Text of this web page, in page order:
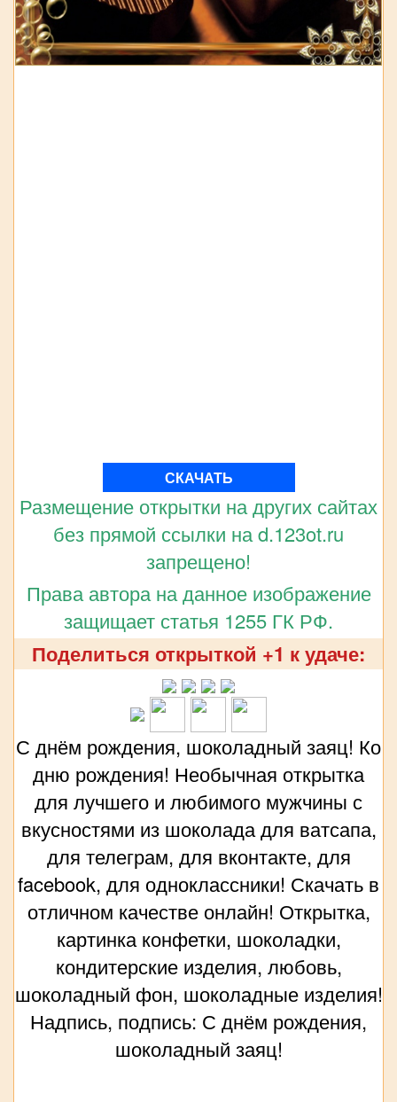
СКАЧАТЬ
Размещение открытки на других сайтах
без прямой ссылки на d.123ot.ru
запрещено!
Права автора на данное изображение
защищает статья 1255 ГК РФ.
Поделиться открыткой +1 к удаче:
С днём рождения, шоколадный заяц! Ко
дню рождения! Необычная открытка
для лучшего и любимого мужчины с
вкусностями из шоколада для ватсапа,
для телеграм, для вконтакте, для
facebook, для одноклассники! Скачать в
отличном качестве онлайн! Открытка,
картинка конфетки, шоколадки,
кондитерские изделия, любовь,
шоколадный фон, шоколадные изделия!
Надпись, подпись: С днём рождения,
шоколадный заяц!